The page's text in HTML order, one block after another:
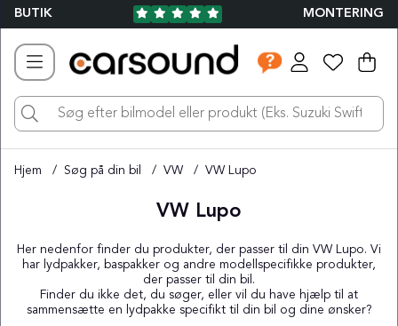
BUTIK MONTERING
.
Hjem Søg på din bil VW VW Lupo
VW Lupo
Her nedenfor finder du produkter, der passer til din VW Lupo. Vi
har lydpakker, baspakker og andre modellspecifikke produkter,
der passer til din bil.
Finder du ikke det, du søger, eller vil du have hjælp til at
sammensætte en lydpakke specifikt til din bil og dine ønsker?